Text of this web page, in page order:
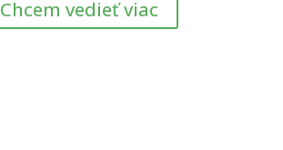
Chcem vedieť viac